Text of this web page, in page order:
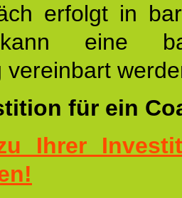
erfolgt in
eine
vereinbart
für ein
Ihrer